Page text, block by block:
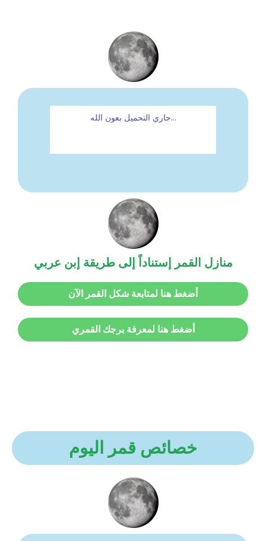
...جاري التحميل بعون الله
منازل القمر إستناداً إلى طريقة إبن عربي
أضغط هنا لمتابعة شكل القمر الآن
أضغط هنا لمعرفة برجك القمري
خصائص قمر اليوم